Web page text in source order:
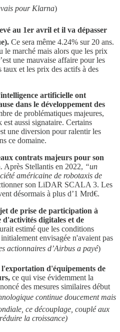
pour Klarna)
au 1er avril et il va dépasser
Ce sera même 4.24% sur 20 ans.
le marché mais alors que les prix
une mauvaise affaire pour les
et les prix des actifs à des
artificielle ont
dans le développement des
de problématiques majeures,
aussi signataire. Certains
une diversion pour ralentir les
ce domaine.
contrats majeurs pour son
Après Stellantis en 2022, “un
américaine de robotaxis de
son LiDAR SCALA 3. Les
désormais à plus d’1 Mrd€.
de prise de participation à
digitales et de
estimé que les conditions
envisagée n'avaient pas
actionnaires d’Airbus a payé)
d'équipements de
ce qui vise évidemment la
des mesures similaires début
continue doucement mais
ce découplage, couplé aux
la croissance)